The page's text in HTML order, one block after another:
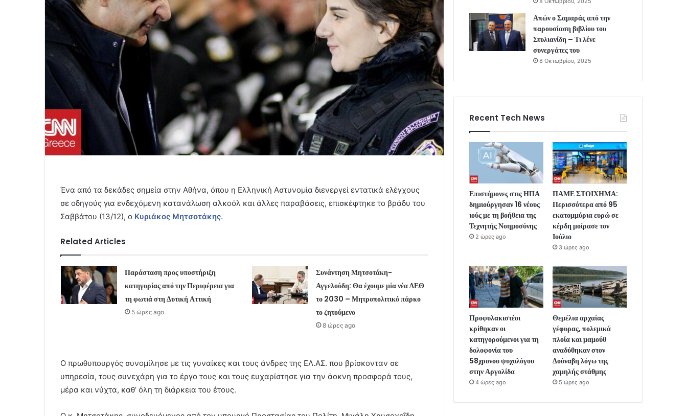
Ένα από τα δεκάδες σημεία στην Αθήνα, όπου η Ελληνική Αστυνομία διενεργεί εντατικά ελέγχους
σε οδηγούς για ενδεχόμενη κατανάλωση αλκοόλ και άλλες παραβάσεις, επισκέφτηκε το βράδυ του
Σαββάτου (13/12), ο Κυριάκος Μητσοτάκης.
Related Articles
Παράσταση προς υποστήριξη
κατηγορίας από την Περιφέρεια για
τη φωτιά στη Δυτική Αττική
5 ώρες ago
Συνάντηση Μητσοτάκη-
Αγγελούδη: Θα έχουμε μία νέα ΔΕΘ
το 2030 – Μητροπολιτικό πάρκο
το ζητούμενο
8 ώρες ago
Ο πρωθυπουργός συνομίλησε με τις γυναίκες και τους άνδρες της ΕΛ.ΑΣ. που βρίσκονταν σε
υπηρεσία, τους συνεχάρη για το έργο τους και τους ευχαρίστησε για την άοκνη προσφορά τους,
μέρα και νύχτα, καθ’ όλη τη διάρκεια του έτους.
Απών ο Σαμαράς από την
παρουσίαση βιβλίου του
Στυλιανίδη – Τι λένε
συνεργάτες του
8 Οκτωβρίου, 2025
Recent Tech News
Επιστήμονες στις ΗΠΑ
δημιούργησαν 16 νέους
ιούς με τη βοήθεια της
Τεχνητής Νοημοσύνης
2 ώρες ago
ΠΑΜΕ ΣΤΟΙΧΗΜΑ:
Περισσότερα από 95
εκατομμύρια ευρώ σε
κέρδη μοίρασε τον
Ιούλιο
3 ώρες ago
Προφυλακιστέοι
κρίθηκαν οι
κατηγορούμενοι για τη
δολοφονία του
58χρονου ψυχολόγου
στην Αργολίδα
4 ώρες ago
Θεμέλια αρχαίας
γέφυρας, πολεμικά
πλοία και μαμούθ
αναδύθηκαν στον
Δούναβη λόγω της
χαμηλής στάθμης
5 ώρες ago